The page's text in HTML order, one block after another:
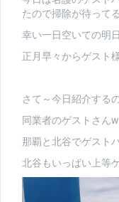
たので掃除が待って
幸い一日空いての明
正月早々からゲスト
さて～今日紹介する
同業者のゲストさん
那覇と北谷でゲスト
北谷もいっぱい上等